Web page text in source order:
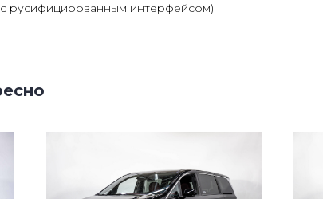
русифицированным интерфейсом)